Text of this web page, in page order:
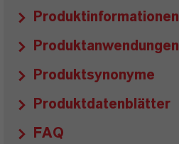
Produktinformationen
Produktanwendungen
Produktsynonyme
Produktdatenblätter
FAQ